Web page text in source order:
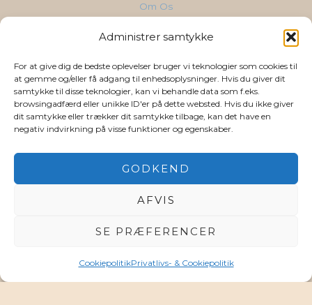
Administrer samtykke
For at give dig de bedste oplevelser bruger vi teknologier som cookies til
at gemme og/eller få adgang til enhedsoplysninger. Hvis du giver dit
samtykke til disse teknologier, kan vi behandle data som f.eks.
browsingadfærd eller unikke ID'er på dette websted. Hvis du ikke giver
dit samtykke eller trækker dit samtykke tilbage, kan det have en
negativ indvirkning på visse funktioner og egenskaber.
GODKEND
AFVIS
SE PRÆFERENCER
CookiepolitikPrivatlivs- & Cookiepolitik
Om Os
Vidensbank
Kontakt
AI for din branche
LinkedIn
YouTube
Privatlivs-& Cookiepolitik
Copyright © 2026 Poulsen & Vinding